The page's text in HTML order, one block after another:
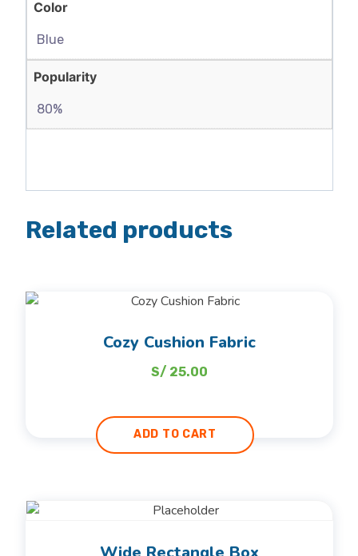
Color
Blue
Popularity
80%
Related products
Cozy Cushion Fabric
S/ 25.00
ADD TO CART